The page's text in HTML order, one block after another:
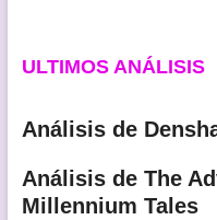
ULTIMOS ANÁLISIS
Análisis de
Análisis de The
Millennium Tales